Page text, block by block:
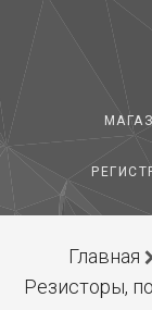
Главная
Резисторы,